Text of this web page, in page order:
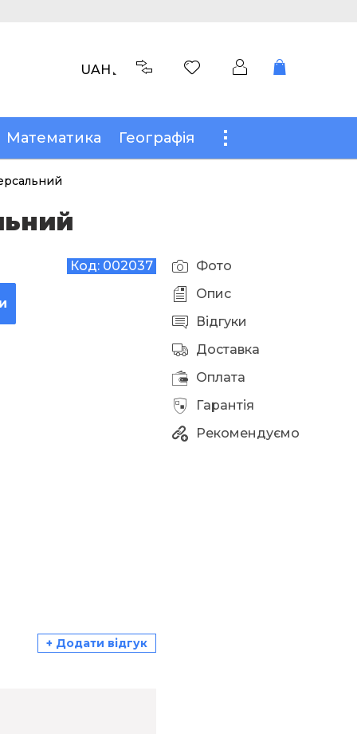
UAH
Математика Географія
Фото
Опис
Відгуки
Доставка
Оплата
Гарантія
Рекомендуємо
Код: 002037
+ Додати відгук